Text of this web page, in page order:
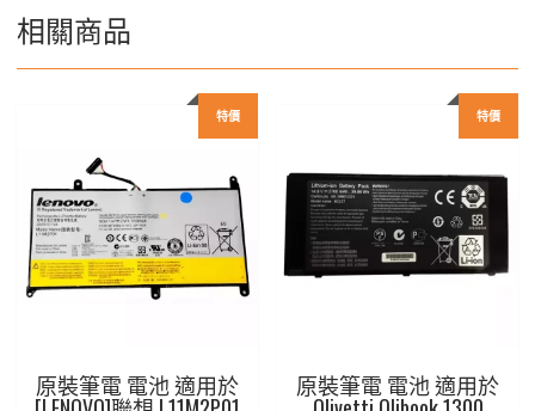
量
相關商品
特價
原裝筆電 電池 適用於
特價
原裝筆電 電池 適用於